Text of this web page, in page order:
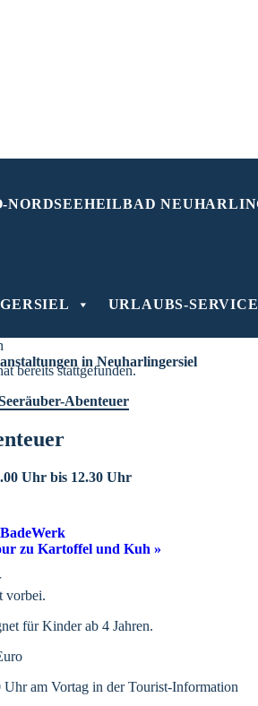
URLAUBS-SERVICE
in Neuharlingersiel
bereits stattgefunden.
Abenteuer
Uhr bis 12.30 Uhr
zu Kartoffel und Kuh »
vorbei.
für Kinder ab 4 Jahren.
Uhr am Vortag in der Tourist-Information